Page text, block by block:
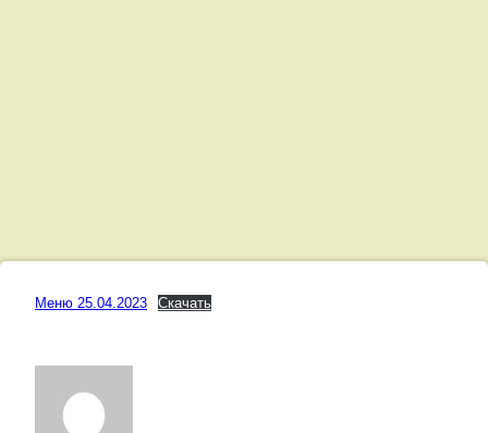
25.04.2023
24.04.2023
Меню
Меню 25.04.2023 Скачать